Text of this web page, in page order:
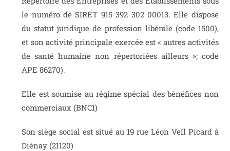
le numéro de SIRET 915 392 302 00013. Elle dispose
du statut juridique de profession libérale (code 1500),
et son activité principale exercée est « autres activités
de santé humaine non répertoriées ailleurs »; code
APE 86270).
Elle est soumise au régime spécial des bénéfices non
commerciaux (BNC1)
Son siège social est situé au 19 rue Léon Veïl Picard à
Diénay (21120)